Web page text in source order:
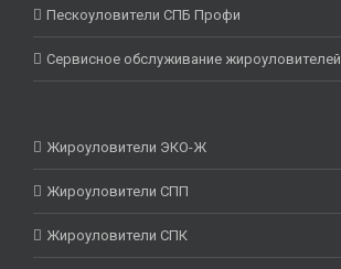
Пескоуловители СПБ Профи
Сервисное обслуживание жироуловителей
Жироуловители ЭКО-Ж
Жироуловители СПП
Жироуловители СПК